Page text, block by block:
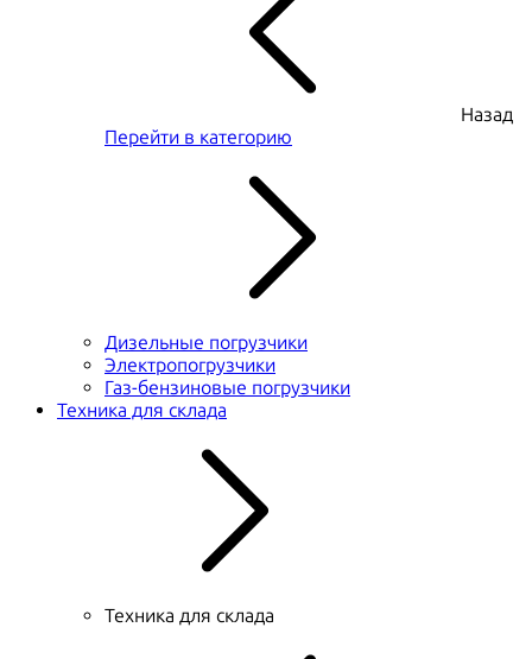
Назад
Перейти в категорию
Дизельные погрузчики
Электропогрузчики
Газ-бензиновые погрузчики
Техника для склада
Техника для склада